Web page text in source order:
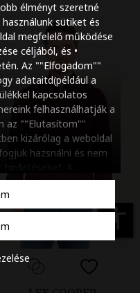
élményt szeretné
sütiket és
megfelelő működése
céljából, és •
Az ""Elfogadom""
adataitd(például a
kapcsolatos
felhasználhatják a
az ""Elutasítom""
kizárólag a weboldal
hazsnálni és nem
a ""Beállítások
meg többet
accessibility
Szöveg méretének
Szóköz növelése
Szóköz csökkentése
Sortávolság
Sortávolság
Színek invertálása
Szürke
Nagy kurzor
Animációk letiltása